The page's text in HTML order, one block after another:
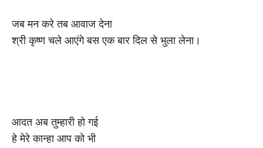
जब मन करे तब आवाज देना
श्री कृष्ण चले आएंगे बस एक बार दिल से भुला लेना।
आदत अब तुम्हारी हो गई
हे मेरे कान्हा आप को भी